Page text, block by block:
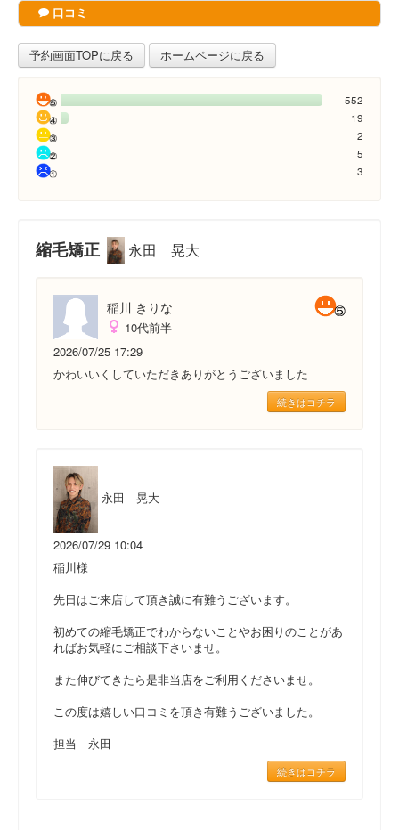
口コミ
予約画面TOPに戻る ホームページに戻る
552
19
2
5
3
縮毛矯正 永田 晃大
稲川 きりな
10代前半
2026/07/25 17:29
かわいいくしていただきありがとうございました
続きはコチラ
永田 晃大
2026/07/29 10:04
稲川様
先日はご来店して頂き誠に有難うございます。
初めての縮毛矯正でわからないことやお困りのことがあ
ればお気軽にご相談下さいませ。
また伸びてきたら是非当店をご利用くださいませ。
この度は嬉しい口コミを頂き有難うございました。
担当 永田
続きはコチラ